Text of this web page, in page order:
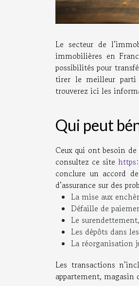
Le secteur de
immobilières en
possibilités pour
tirer le meilleur parti
trouverez ici les
Qui peut
Ceux qui ont besoin
consultez ce site
conclure un accord
d’assurance sur des
La mise aux
Défaille de
Le surendettement,
Les dépôts dans
La réorganisation
Les transactions
appartement,